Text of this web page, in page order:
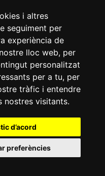
i altres
seguiment per
experiència de
lloc web, per
personalitzat
per a tu, per
tràfic i entendre
nostres visitants.
d’acord
preferències
de galetesAvís
|977 010 010|